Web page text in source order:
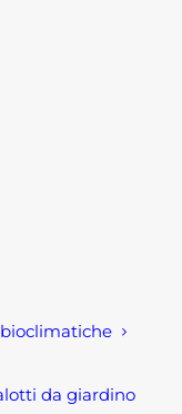
da giardino
utilizzati
e interni e nel
nella
al puro
non
delle
bianco
in differenti
in sacchi da